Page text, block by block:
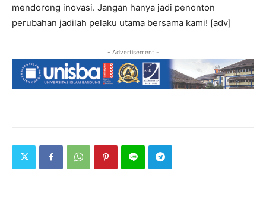
mendorong inovasi. Jangan hanya jadi penonton
perubahan jadilah pelaku utama bersama kami! [adv]
- Advertisement -